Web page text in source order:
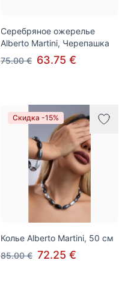
Серебряное ожерелье
Alberto Martini, Черепашка
75.00 € 63.75 €
Скидка -15%
Колье Alberto Martini, 50 см
85.00 € 72.25 €